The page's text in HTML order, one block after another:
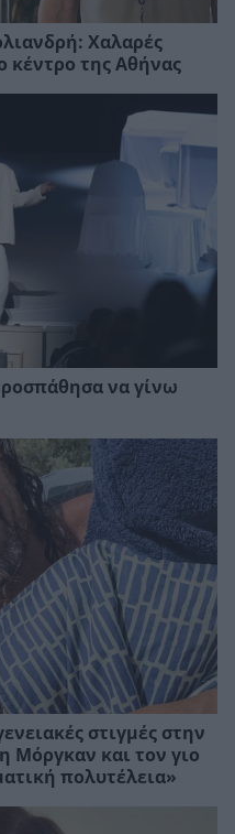
Χαλαρές
κέντρο της Αθήνας
να γίνω
στιγμές στην
Μόργκαν και τον γιο
πολυτέλεια»